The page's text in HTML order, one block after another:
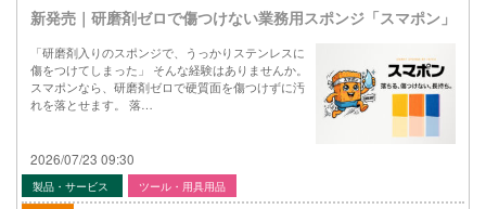
新発売｜研磨剤ゼロで傷つけない業務用スポンジ「スマポン」
「研磨剤入りのスポンジで、うっかりステンレスに
傷をつけてしまった」 そんな経験はありませんか。
スマポンなら、研磨剤ゼロで硬質面を傷つけずに汚
れを落とせます。 落…
2026/07/23 09:30
製品・サービス ツール・用具用品